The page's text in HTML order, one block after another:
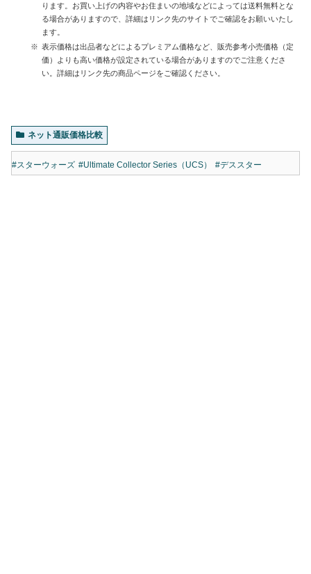
ります。お買い上げの内容やお住まいの地域などによっては送料無料とな
る場合がありますので、詳細はリンク先のサイトでご確認をお願いいたし
ます。
表示価格は出品者などによるプレミアム価格など、販売参考小売価格（定
価）よりも高い価格が設定されている場合がありますのでご注意くださ
い。詳細はリンク先の商品ページをご確認ください。
ネット通販価格比較
#スターウォーズ #Ultimate Collector Series（UCS） #デススター